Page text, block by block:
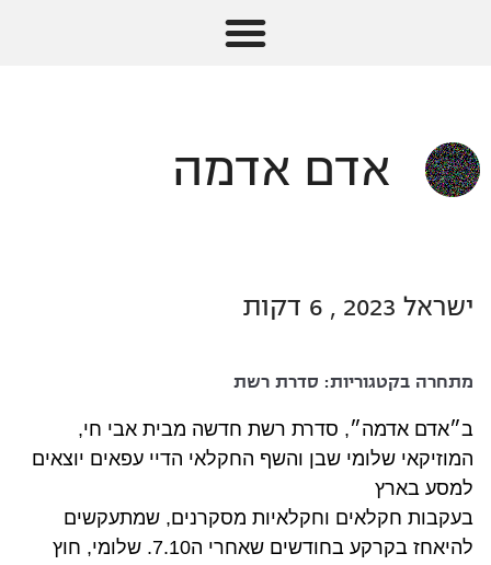
אדם אדמה
ישראל 2023 , 6 דקות
מתחרה בקטגוריות: סדרת רשת
ב״אדם אדמה״, סדרת רשת חדשה מבית אבי חי,
המוזיקאי שלומי שבן והשף החקלאי הדיי עפאים יוצאים
למסע בארץ
בעקבות חקלאים וחקלאיות מסקרנים, שמתעקשים
להיאחז בקרקע בחודשים שאחרי ה7.10.
שלומי, חוץ